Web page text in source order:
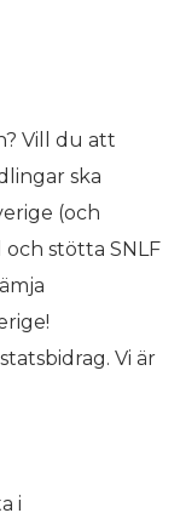
Vill du att
ska
(och
stötta SNLF
Vi är
i